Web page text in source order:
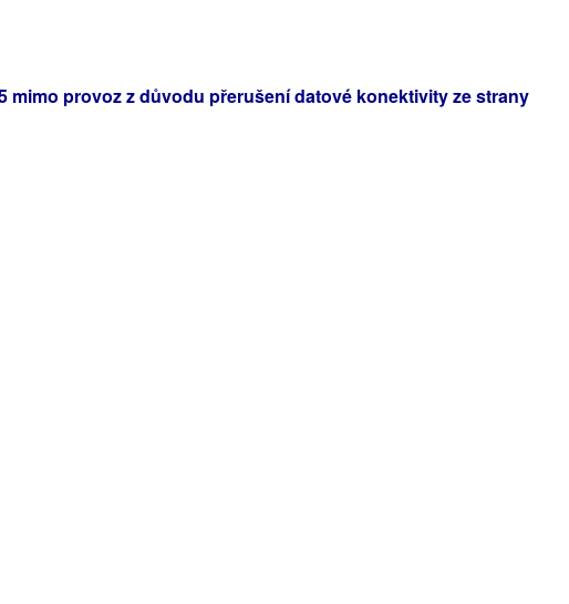
mimo provoz z důvodu přerušení datové konektivity ze strany